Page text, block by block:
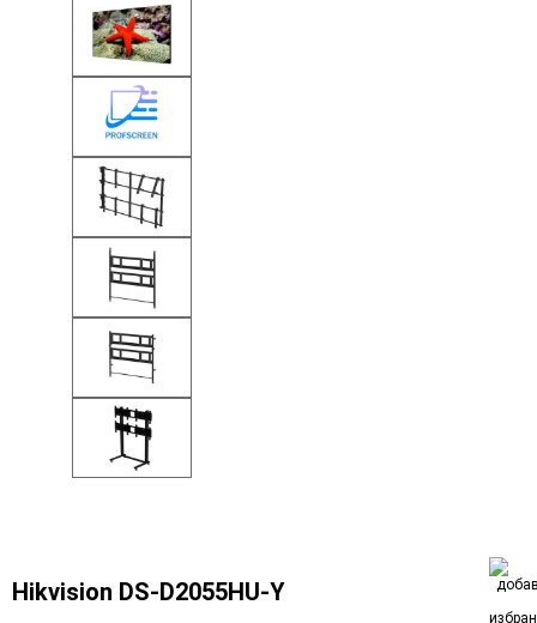
Hikvision DS-D2055HU-Y